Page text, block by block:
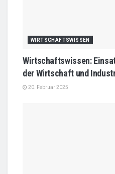
WIRTSCHAFTSWISSEN
Wirtschaftswissen:
der Wirtschaft und
20. Februar 2025